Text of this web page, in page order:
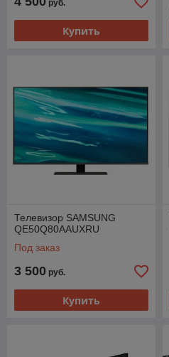
руб.
Купить
Телевизор SAMSUNG
QE50Q80AAUXRU
Под заказ
3 500 руб.
Купить